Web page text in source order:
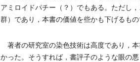
アミロイドパチー（？）でもある。ただし
群）であり，本書の価値を些かも下げるもの
著者の研究室の染色技術は高度であり，
かった。そうすれば，書評子のような眼の